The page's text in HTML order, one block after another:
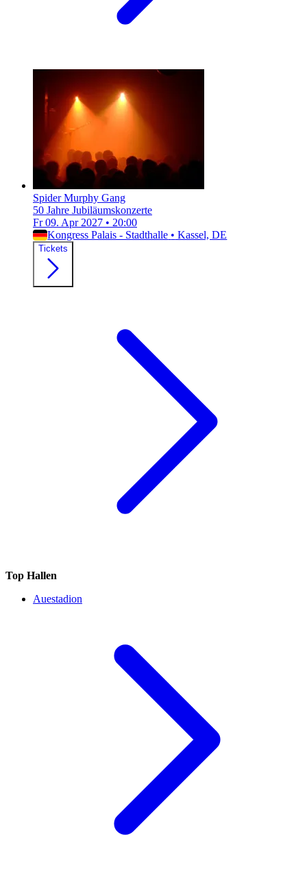
Spider Murphy Gang
50 Jahre Jubiläumskonzerte
Fr 09. Apr 2027 • 20:00
Kongress Palais - Stadthalle • Kassel, DE
Tickets
Top Hallen
Auestadion